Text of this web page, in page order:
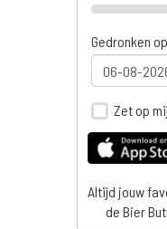
Gedronken
Zet op
Altijd jouw
de Bier